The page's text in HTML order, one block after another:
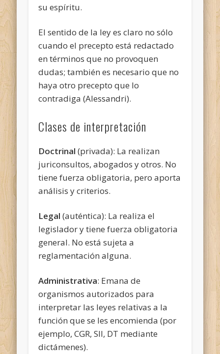
su espíritu.
El sentido de la ley es claro no sólo
cuando el precepto está redactado
en términos que no provoquen
dudas; también es necesario que no
haya otro precepto que lo
contradiga (Alessandri).
Clases de interpretación
Doctrinal (privada): La realizan
juriconsultos, abogados y otros. No
tiene fuerza obligatoria, pero aporta
análisis y criterios.
Legal (auténtica): La realiza el
legislador y tiene fuerza obligatoria
general. No está sujeta a
reglamentación alguna.
Administrativa: Emana de
organismos autorizados para
interpretar las leyes relativas a la
función que se les encomienda (por
ejemplo, CGR, SII, DT mediante
dictámenes).